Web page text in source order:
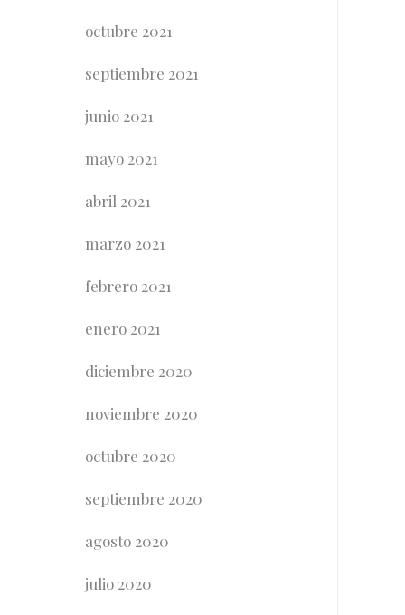
octubre 2021
septiembre 2021
junio 2021
mayo 2021
abril 2021
marzo 2021
febrero 2021
enero 2021
diciembre 2020
noviembre 2020
octubre 2020
septiembre 2020
agosto 2020
julio 2020